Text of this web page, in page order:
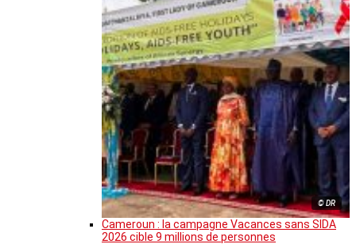
© DR
Cameroun : la campagne Vacances sans SIDA
2026 cible 9 millions de personnes